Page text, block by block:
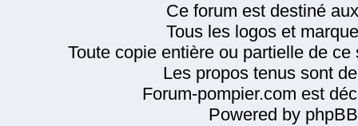
Ce forum est destiné
Tous les logos et
Toute copie entière ou partielle de
Les propos tenus sont
Forum-pompier.com est
Powered by